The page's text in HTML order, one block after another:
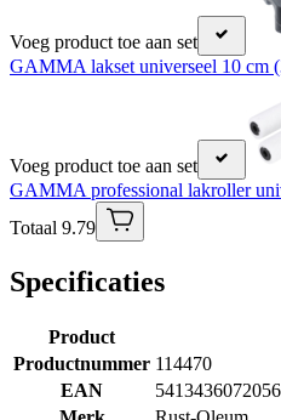
Voeg product toe aan set
GAMMA lakset universeel 10 cm
Voeg product toe aan set
GAMMA professional lakroller
Totaal 9.79
Specificaties
Product
Productnummer 114470
EAN
5413436072056